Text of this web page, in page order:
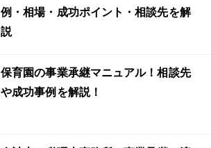
例・相場・成功ポイント・相談先を解
説
保育園の事業承継マニュアル！相談先
や成功事例を解説！